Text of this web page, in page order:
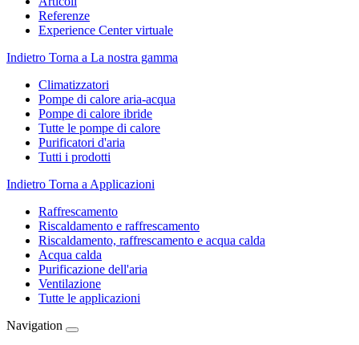
Referenze
Experience Center virtuale
Indietro Torna a La nostra gamma
Climatizzatori
Pompe di calore aria-acqua
Pompe di calore ibride
Tutte le pompe di calore
Purificatori d'aria
Tutti i prodotti
Indietro Torna a Applicazioni
Raffrescamento
Riscaldamento e raffrescamento
Riscaldamento, raffrescamento e acqua calda
Acqua calda
Purificazione dell'aria
Ventilazione
Tutte le applicazioni
Navigation